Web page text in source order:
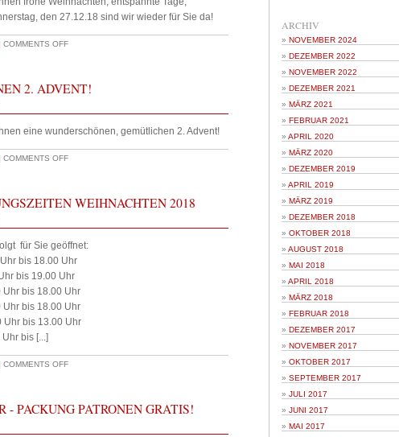
den 27.12.18 sind wir wieder für Sie da!
COMMENTS OFF
2. ADVENT!
eine wunderschönen, gemütlichen 2. Advent!
COMMENTS OFF
WEIHNACHTEN 2018
für Sie geöffnet:
bis 18.00 Uhr
bis 19.00 Uhr
bis 18.00 Uhr
bis 18.00 Uhr
bis 13.00 Uhr
bis [...]
COMMENTS OFF
PACKUNG PATRONEN GRATIS!
ARCHIV
NOVEMBER 2024
DEZEMBER 2022
NOVEMBER 2022
DEZEMBER 2021
MÄRZ 2021
FEBRUAR 2021
APRIL 2020
MÄRZ 2020
DEZEMBER 2019
APRIL 2019
MÄRZ 2019
DEZEMBER 2018
OKTOBER 2018
AUGUST 2018
MAI 2018
APRIL 2018
MÄRZ 2018
FEBRUAR 2018
DEZEMBER 2017
NOVEMBER 2017
OKTOBER 2017
SEPTEMBER 2017
JULI 2017
JUNI 2017
MAI 2017